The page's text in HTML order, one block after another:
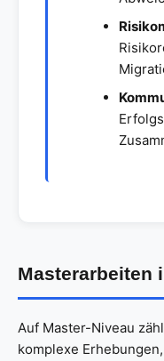
Masterarbeiten
Auf Master-Niveau
komplexe